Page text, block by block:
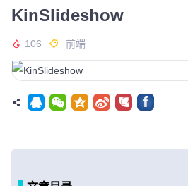
KinSlideshow
106 前端